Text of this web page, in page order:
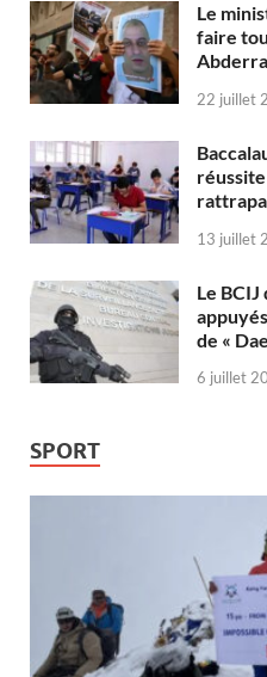
Le
faire
22 juillet
13 juillet
Le
de «
6 juillet
SPORT